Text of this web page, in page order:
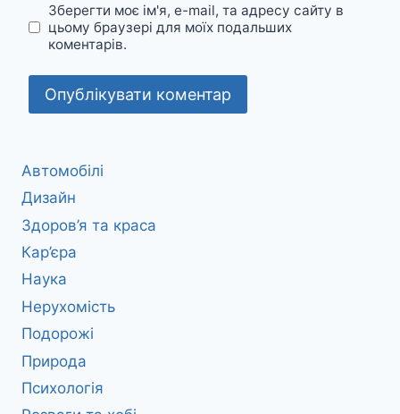
Зберегти моє ім'я, e-mail, та адресу сайту в
цьому браузері для моїх подальших
коментарів.
Автомобілі
Дизайн
Здоров’я та краса
Кар’єра
Наука
Нерухомість
Подорожі
Природа
Психологія